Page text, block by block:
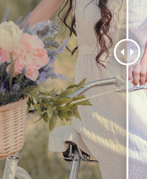
Usługi retuszu produktów